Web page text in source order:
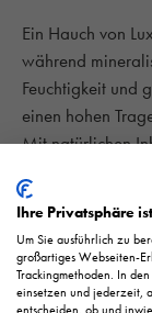
Ein Hauch von
während
Feuchtigkeit und
einen hohen
Mit natürlichen
Copyright by
Ihre Privatsphäre
Um Sie ausführlich zu
großartiges Webseiten-
Trackingmethoden. In
einsetzen und jederzeit,